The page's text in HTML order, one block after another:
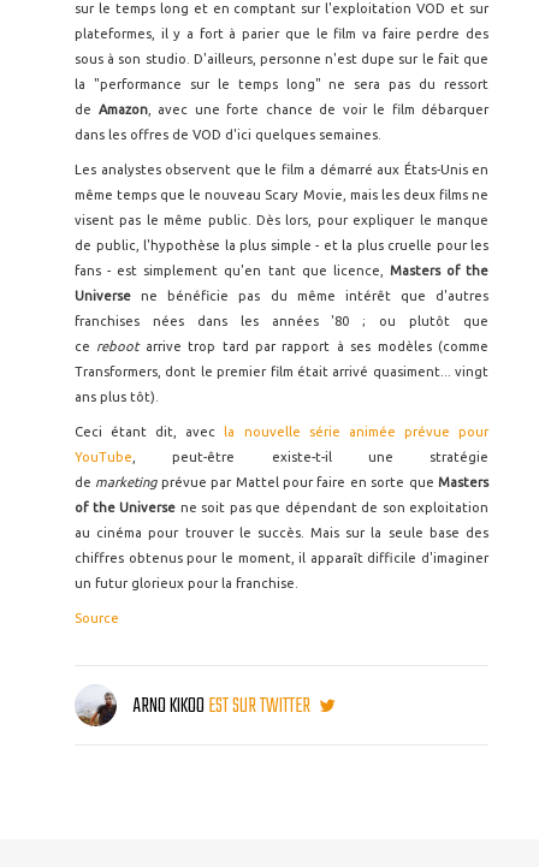
sur le temps long et en comptant sur l'exploitation VOD et sur
plateformes, il y a fort à parier que le film va faire perdre des
sous à son studio. D'ailleurs, personne n'est dupe sur le fait que
la "performance sur le temps long" ne sera pas du ressort
de Amazon, avec une forte chance de voir le film débarquer
dans les offres de VOD d'ici quelques semaines.
Les analystes observent que le film a démarré aux États-Unis en
même temps que le nouveau Scary Movie, mais les deux films ne
visent pas le même public. Dès lors, pour expliquer le manque
de public, l'hypothèse la plus simple - et la plus cruelle pour les
fans - est simplement qu'en tant que licence, Masters of the
Universene bénéficie pas du même intérêt que d'autres
franchises nées dans les années '80 ; ou plutôt que
ce reboot arrive trop tard par rapport à ses modèles (comme
Transformers, dont le premier film était arrivé quasiment... vingt
ans plus tôt).
Ceci étant dit, avec
la nouvelle série animée prévue pour
YouTube , peut-être existe-t-il une stratégie
de marketing prévue par Mattel pour faire en sorte queMasters
of the Universe ne soit pas que dépendant de son exploitation
au cinéma pour trouver le succès. Mais sur la seule base des
chiffres obtenus pour le moment, il apparaît difficile d'imaginer
un futur glorieux pour la franchise.
Source
ARNO KIKOOEST SUR TWITTER